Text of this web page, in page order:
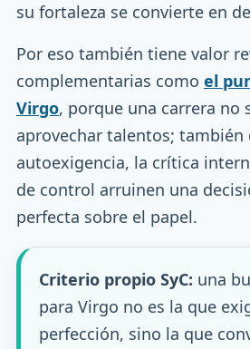
su fortaleza se convierte en
Por eso también tiene valor
complementarias como el
Virgo, porque una carrera no
aprovechar talentos; también
autoexigencia, la crítica
de control arruinen una
perfecta sobre el papel.
Criterio propio SyC: una
para Virgo no es la que
perfección, sino la que